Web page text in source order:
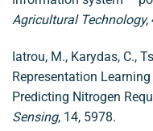
Agricultural Technology,
Iatrou, M., Karydas, C.,
Representation
Predicting Nitrogen
Sensing, 14, 5978.